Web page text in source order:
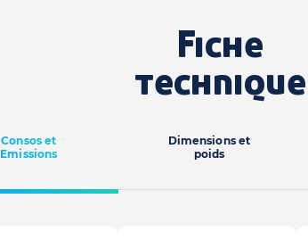
Fiche
technique
Consos et
Emissions
Dimensions et
poids